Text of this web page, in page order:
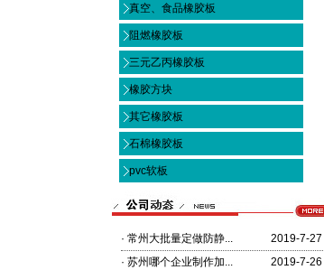
真空、食品橡胶板
阻燃橡胶板
三元乙丙橡胶板
橡胶方块
其它橡胶板
石棉橡胶板
pvc软板
· 常州大批量定做防静...
2019-7-27
· 苏州哪个企业制作加...
2019-7-26